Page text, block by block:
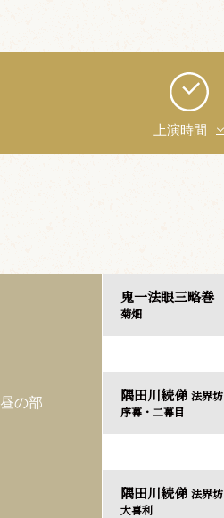
上演時間
昼の部
鬼一法眼三略巻
菊畑
隅田川続俤 法界坊
序幕・二幕目
隅田川続俤 法界坊
大喜利